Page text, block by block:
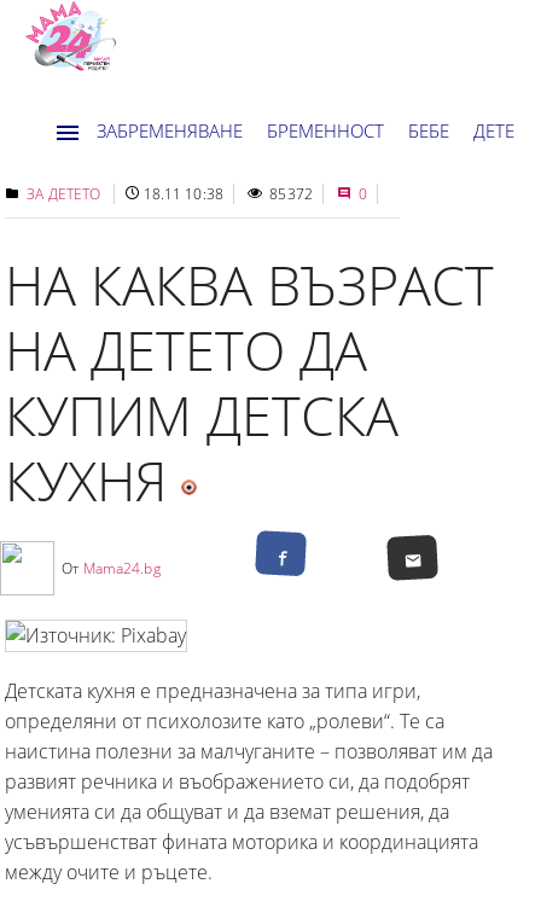
ЗАБРЕМЕНЯВАНЕ БРЕМЕННОСТ БЕБЕ ДЕТЕ
ДОМ НОВИНИ ХОРОСКОП
ЗА ДЕТЕТО 18.11 10:38 85372 0
НА КАКВА ВЪЗРАСТ
НА ДЕТЕТО ДА
КУПИМ ДЕТСКА
КУХНЯ
От Mama24.bg
Детската кухня е предназначена за типа игри,
определяни от психолозите като „ролеви“. Те са
наистина полезни за малчуганите – позволяват им да
развият речника и въображението си, да подобрят
уменията си да общуват и да вземат решения, да
усъвършенстват фината моторика и координацията
между очите и ръцете.